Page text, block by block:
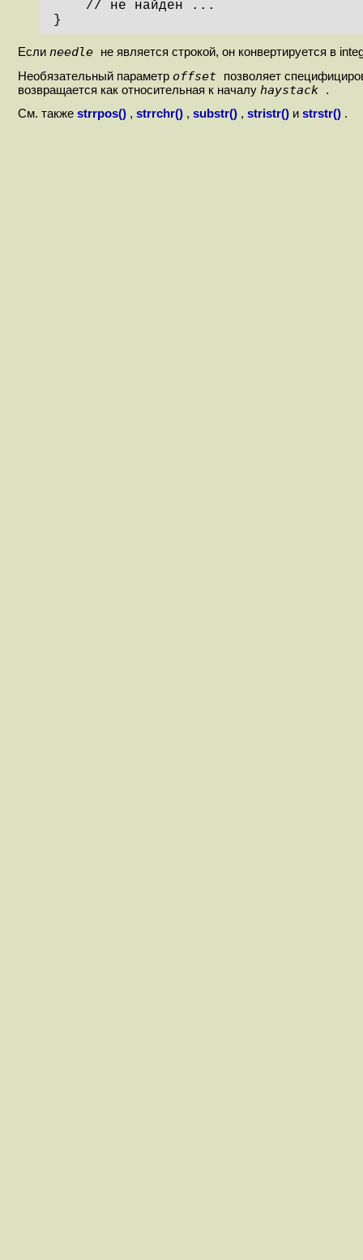
}
Если needle
не является строкой, он конвертируется в
Необязательный параметр offset
позволяет
возвращается как относительная к началу haystack
.
См. также strrpos() , strrchr() , substr() , stristr() и strstr() .